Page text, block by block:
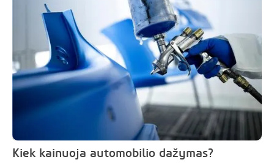
Kiek kainuoja automobilio dažymas?